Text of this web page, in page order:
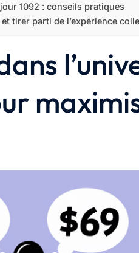
1092 : conseils pratiques
tirer parti de l’expérience